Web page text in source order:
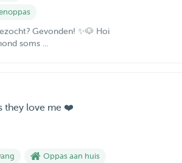
Gevonden! ✨🐶 Hoi
soms ...
they love me ❤️
Oppas aan huis